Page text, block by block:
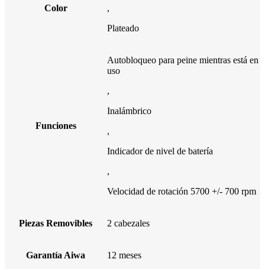
Color
,
Plateado
Funciones
Autobloqueo para peine mientras está en
uso
,
Inalámbrico
,
Indicador de nivel de batería
,
Velocidad de rotación 5700 +/- 700 rpm
Piezas Removibles 2 cabezales
Garantía Aiwa 12 meses